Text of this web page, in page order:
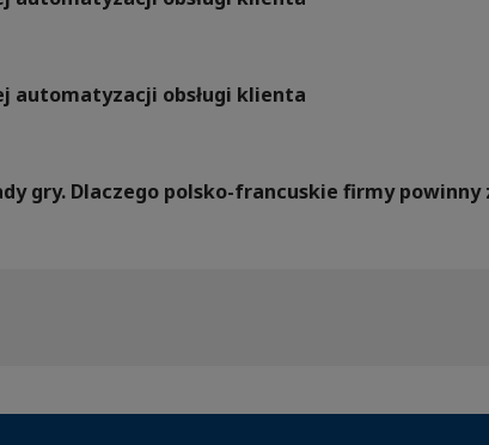
automatyzacji obsługi klienta
gry. Dlaczego polsko-francuskie firmy